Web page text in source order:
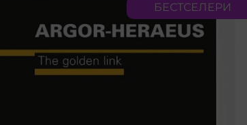
БЕСТСЕЛЕРИ